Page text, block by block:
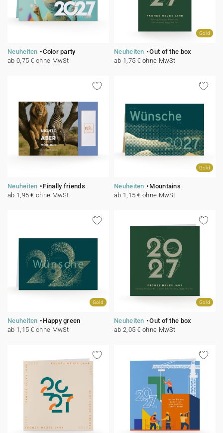
Neuheiten
Color party
ab 0,75 € ohne MwSt
Gold
Neuheiten
Out of the box
ab 1,75 € ohne MwSt
Neuheiten
Finally friends
ab 1,95 € ohne MwSt
Gold
Neuheiten
Mountains
ab 1,15 € ohne MwSt
Gold
Neuheiten
Happy green
ab 1,15 € ohne MwSt
Gold
Neuheiten
Out of the box
ab 2,05 € ohne MwSt